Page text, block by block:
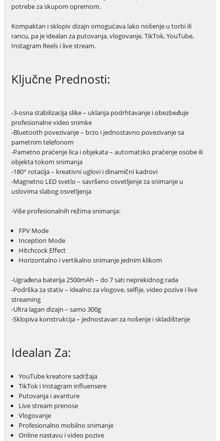
potrebe za skupom opremom.
Kompaktan i sklopiv dizajn omogućava lako nošenje u torbi ili
rancu, pa je idealan za putovanja, vlogovanje, TikTok, YouTube,
Instagram Reels i live stream.
Ključne Prednosti:
-3-osna stabilizacija slike – uklanja podrhtavanje i obezbeđuje
profesionalne video snimke
-Bluetooth povezivanje – brzo i jednostavno povezivanje sa
pametnim telefonom
-Pametno praćenje lica i objekata – automatsko praćenje osobe ili
objekta tokom snimanja
-180° rotacija – kreativni uglovi i dinamični kadrovi
-Magnetno LED svetlo – savršeno osvetljenje za snimanje u
uslovima slabog osvetljenja
-Više profesionalnih režima snimanja:
FPV Mode
Inception Mode
Hitchcock Effect
Horizontalno i vertikalno snimanje jednim klikom
-Ugrađena baterija 2500mAh – do 7 sati neprekidnog rada
-Podrška za stativ – idealno za vlogove, selfije, video pozive i live
streaming
-Ultra lagan dizajn – samo 300g
-Sklopiva konstrukcija – jednostavan za nošenje i skladištenje
Idealan Za:
YouTube kreatore sadržaja
TikTok i Instagram influensere
Putovanja i avanture
Live stream prenose
Vlogovanje
Profesionalno mobilno snimanje
Online nastavu i video pozive